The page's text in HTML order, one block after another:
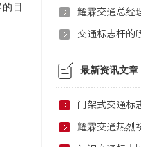
目
交通标志杆的
最新资讯文章